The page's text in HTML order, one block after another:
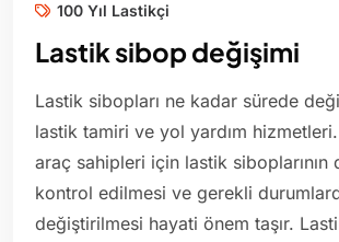
100 Yıl Lastikçi
Lastik sibop değişimi
Lastik sibopları ne kadar sürede
lastik tamiri ve yol yardım
araç sahipleri için lastik siboplarının
kontrol edilmesi ve gerekli
değiştirilmesi hayati önem taşır.